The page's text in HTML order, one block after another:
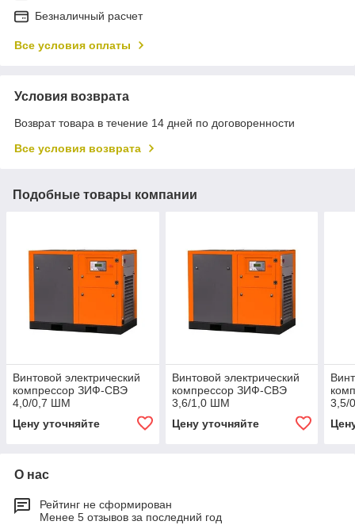
Безналичный расчет
Все условия оплаты
Условия возврата
Возврат товара в течение 14 дней по договоренности
Все условия возврата
Подобные товары компании
Винтовой электрический
компрессор ЗИФ-СВЭ
4,0/0,7 ШМ
Цену уточняйте
Винтовой электрический
компрессор ЗИФ-СВЭ
3,6/1,0 ШМ
Цену уточняйте
3,5/
О нас
Рейтинг не сформирован
Менее 5 отзывов за последний год